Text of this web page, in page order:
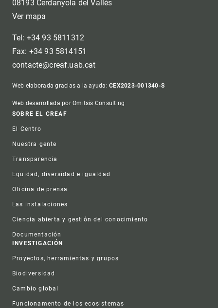
08193 Cerdanyola del Vallès
Ver mapa
Tel: +34 93 5811312
Fax: +34 93 5814151
contacte@creaf.uab.cat
Web elaborada gracias a la ayuda:CEX2023-001340-S
Web desarrollada por Omitsis Consulting
Footer
SOBRE EL CREAF
El Centro
Nuestra gente
Transparencia
Equidad, diversidad e igualdad
Oficina de prensa
Las instalaciones
Ciencia abierta y gestión del conocimiento
Documentación
INVESTIGACIÓN
Proyectos, herramientas y grupos
Biodiversidad
Cambio global
Funcionamento de los ecosistemas